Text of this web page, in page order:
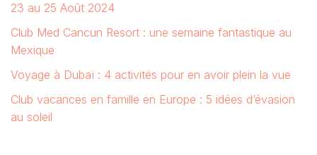
23 au 25 Août 2024
Club Med Cancun Resort : une semaine fantastique au
Mexique
Voyage à Dubaï : 4 activités pour en avoir plein la vue
Club vacances en famille en Europe : 5 idées d’évasion
au soleil